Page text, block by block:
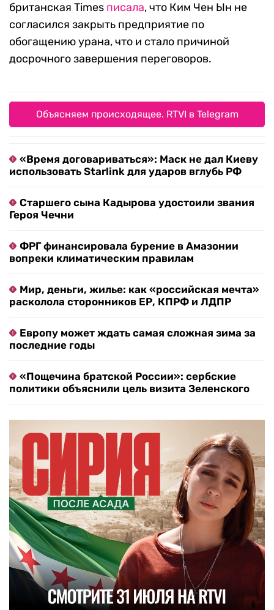
британская Times писала, что Ким Чен Ын не
согласился закрыть предприятие по
обогащению урана, что и стало причиной
досрочного завершения переговоров.
Объясняем происходящее. RTVI в Telegram
«Время договариваться»: Маск не дал Киеву
использовать Starlink для ударов вглубь РФ
Старшего сына Кадырова удостоили звания
Героя Чечни
ФРГ финансировала бурение в Амазонии
вопреки климатическим правилам
Мир, деньги, жилье: как «российская мечта»
расколола сторонников ЕР, КПРФ и ЛДПР
Европу может ждать самая сложная зима за
последние годы
«Пощечина братской России»: сербские
политики объяснили цель визита Зеленского